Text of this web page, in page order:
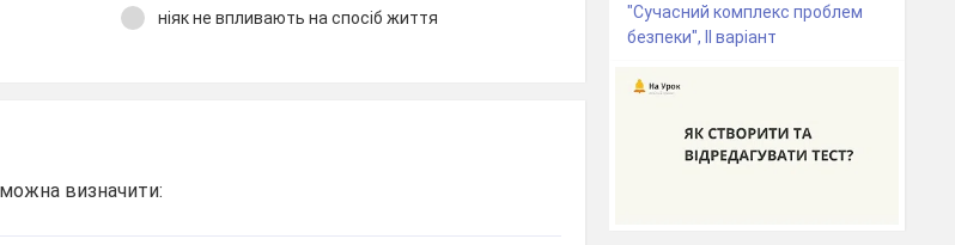
ніяк не впливають на спосіб життя
визначити:
"Сучасний комплекс проблем
безпеки", ІІ варіант